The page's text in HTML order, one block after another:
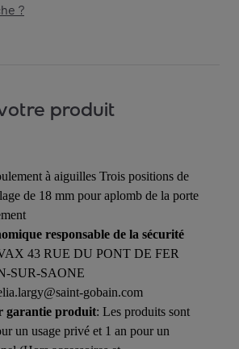
?
produit
à aiguilles Trois positions de
de 18 mm pour aplomb de la porte
responsable de la sécurité
43 RUE DU PONT DE FER
SUR-SAONE
gobain.com
garantie produit: Les produits sont
un usage privé et 1 an pour un